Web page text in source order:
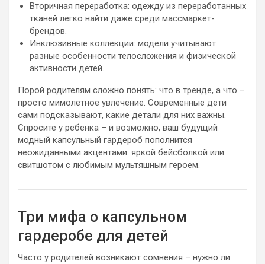
Вторичная переработка: одежду из переработанных
тканей легко найти даже среди массмаркет-
брендов.
Инклюзивные коллекции: модели учитывают
разные особенности телосложения и физической
активности детей.
Порой родителям сложно понять: что в тренде, а что –
просто мимолетное увлечение. Современные дети
сами подсказывают, какие детали для них важны.
Спросите у ребенка – и возможно, ваш будущий
модный капсульный гардероб пополнится
неожиданными акцентами: яркой бейсболкой или
свитшотом с любимым мультяшным героем.
Три мифа о капсульном
гардеробе для детей
Часто у родителей возникают сомнения – нужно ли